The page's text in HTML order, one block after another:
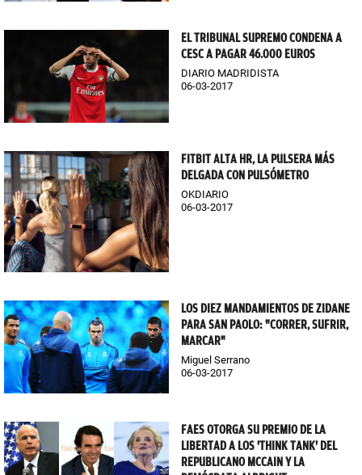
EL TRIBUNAL SUPREMO CONDENA A
CESC A PAGAR 46.000 EUROS
DIARIO MADRIDISTA
06-03-2017
FITBIT ALTA HR, LA PULSERA MÁS
DELGADA CON PULSÓMETRO
OKDIARIO
06-03-2017
LOS DIEZ MANDAMIENTOS DE ZIDANE
PARA SAN PAOLO: "CORRER, SUFRIR,
MARCAR"
Miguel Serrano
06-03-2017
FAES OTORGA SU PREMIO DE LA
LIBERTAD A LOS 'THINK TANK' DEL
REPUBLICANO MCCAIN Y LA